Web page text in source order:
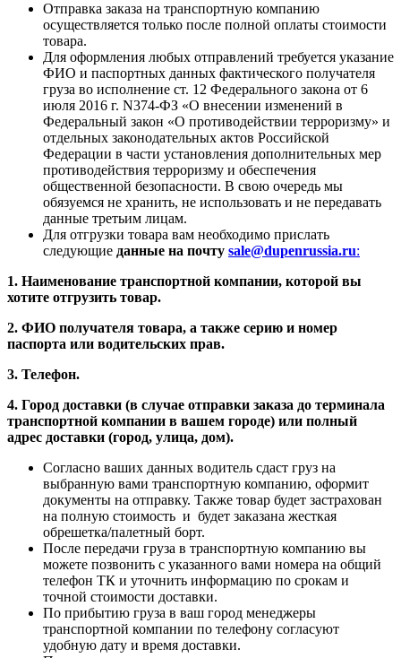
Отправка заказа на транспортную компанию
осуществляется только после полной оплаты стоимости
товара.
Для оформления любых отправлений требуется указание
ФИО и паспортных данных фактического получателя
груза во исполнение ст. 12 Федерального закона от 6
июля 2016 г. N374-ФЗ «О внесении изменений в
Федеральный закон «О противодействии терроризму» и
отдельных законодательных актов Российской
Федерации в части установления дополнительных мер
противодействия терроризму и обеспечения
общественной безопасности. В свою очередь мы
обязуемся не хранить, не использовать и не передавать
данные третьим лицам.
Для отгрузки товара вам необходимо прислать
следующие данные на почту sale@dupenrussia.ru:
1. Наименование транспортной компании, которой вы
хотите отгрузить товар.
2. ФИО получателя товара, а также серию и номер
паспорта или водительских прав.
3. Телефон.
4. Город доставки (в случае отправки заказа до терминала
транспортной компании в вашем городе) или полный
адрес доставки (город, улица, дом).
Согласно ваших данных водитель сдаст груз на
выбранную вами транспортную компанию, оформит
документы на отправку. Также товар будет застрахован
на полную стоимость и будет заказана жесткая
обрешетка/палетный борт.
После передачи груза в транспортную компанию вы
можете позвонить с указанного вами номера на общий
телефон ТК и уточнить информацию по срокам и
точной стоимости доставки.
По прибытию груза в ваш город менеджеры
транспортной компании по телефону согласуют
удобную дату и время доставки.